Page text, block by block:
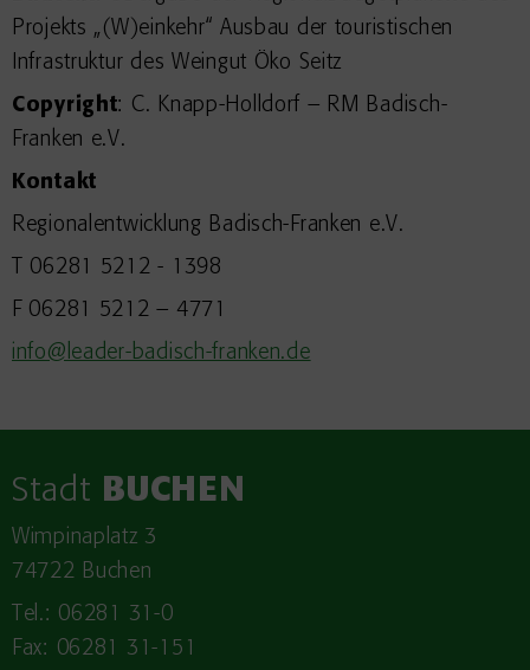
Projekts „(W)einkehr“ Ausbau der touristischen
Infrastruktur des Weingut Öko Seitz
Copyright: C. Knapp-Holldorf – RM Badisch-
Franken e.V.
Kontakt
Regionalentwicklung Badisch-Franken e.V.
T 06281 5212 - 1398
F 06281 5212 – 4771
info@leader-badisch-franken.de
Stadt BUCHEN
Wimpinaplatz 3
74722 Buchen
Tel.: 06281 31-0
Fax: 06281 31-151